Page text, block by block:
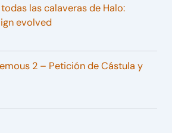
las calaveras de Halo:
evolved
2 – Petición de Cástula y